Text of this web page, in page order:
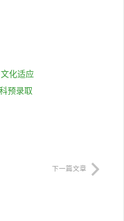
化适应
预录取
下一篇文章